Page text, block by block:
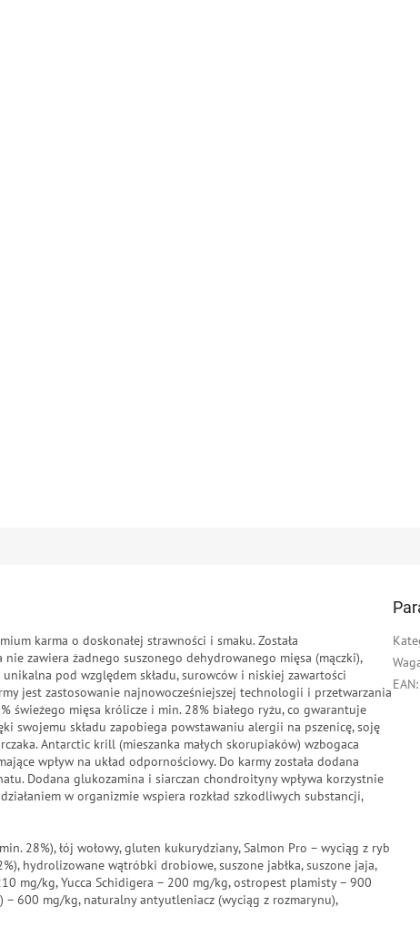
karma o doskonałej strawności i smaku. Została
zawiera żadnego suszonego dehydrowanego mięsa (mączki),
pod względem składu, surowców i niskiej zawartości
jest zastosowanie najnowocześniejszej technologii i przetwarzania
świeżego mięsa królicze i min. 28% białego ryżu, co gwarantuje
swojemu składu zapobiega powstawaniu alergii na pszenicę, soję
Antarctic krill (mieszanka małych skorupiaków) wzbogaca
wpływ na układ odpornościowy. Do karmy została dodana
Dodana glukozamina i siarczan chondroityny wpływa korzystnie
w organizmie wspiera rozkład szkodliwych substancji,
28%), łój wołowy, gluten kukurydziany, Salmon Pro – wyciąg z ryb
hydrolizowane wątróbki drobiowe, suszone jabłka, suszone jaja,
mg/kg, Yucca Schidigera – 200 mg/kg, ostropest plamisty – 900
– 600 mg/kg, naturalny antyutleniacz (wyciąg z rozmarynu),
EAN: